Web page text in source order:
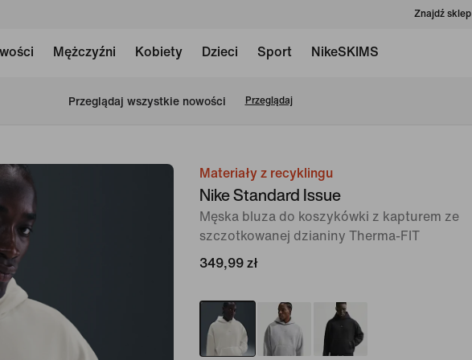
Znajdź sklep
Mężczyźni Kobiety Dzieci Sport NikeSKIMS
Przeglądaj wszystkie nowości Przeglądaj
obrazMateriały z recyklingu
Nike Standard Issue
Męska bluza do koszykówki z kapturem ze
szczotkowanej dzianiny Therma-FIT
349,99 zł